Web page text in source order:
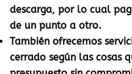
descarga, por lo cual
de un punto a otro.
También ofrecemos
cerrado según las cosas